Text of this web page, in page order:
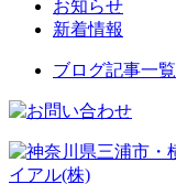
お知らせ
新着情報
ブログ記事一覧